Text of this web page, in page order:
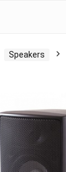
Speakers